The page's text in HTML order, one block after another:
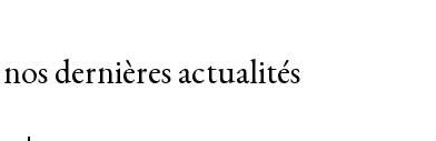
dernières actualités